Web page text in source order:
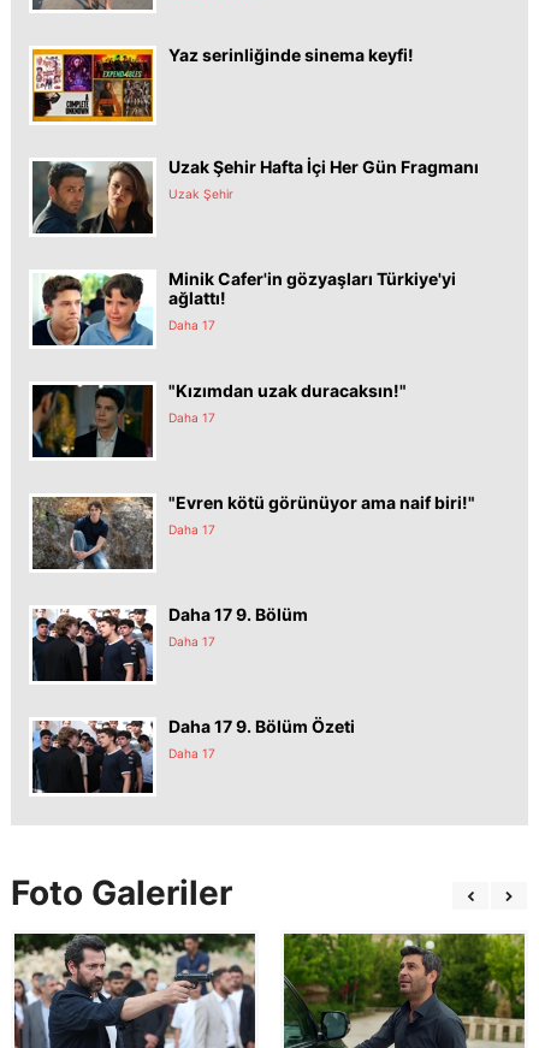
Yaz serinliğinde sinema keyfi!
Uzak Şehir Hafta İçi Her Gün Fragmanı
Uzak Şehir
Minik Cafer'in gözyaşları Türkiye'yi
ağlattı!
Daha 17
"Kızımdan uzak duracaksın!"
Daha 17
"Evren kötü görünüyor ama naif biri!"
Daha 17
Daha 17 9. Bölüm
Daha 17
Daha 17 9. Bölüm Özeti
Daha 17
Foto Galeriler